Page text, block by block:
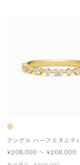
アングル ハーフエタニティ
¥208,000 〜 ¥208,000